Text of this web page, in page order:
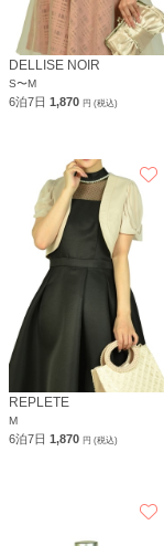
DELLISE NOIR
S〜M
6泊7日 1,870 円 (税込)
REPLETE
M
6泊7日 1,870 円 (税込)